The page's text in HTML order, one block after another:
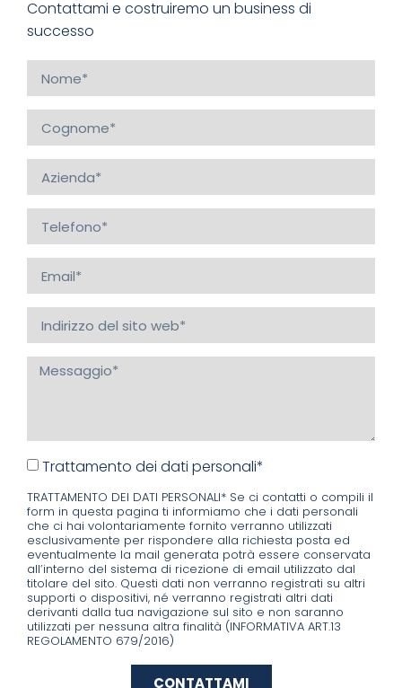
Contattami e costruiremo un business di
successo
Trattamento dei dati personali*
TRATTAMENTO DEI DATI PERSONALI* Se ci contatti o compili il
form in questa pagina ti informiamo che i dati personali
che ci hai volontariamente fornito verranno utilizzati
esclusivamente per rispondere alla richiesta posta ed
eventualmente la mail generata potrà essere conservata
all’interno del sistema di ricezione di email utilizzato dal
titolare del sito. Questi dati non verranno registrati su altri
supporti o dispositivi, né verranno registrati altri dati
derivanti dalla tua navigazione sul sito e non saranno
utilizzati per nessuna altra finalità (INFORMATIVA ART.13
REGOLAMENTO 679/2016)
CONTATTAMI